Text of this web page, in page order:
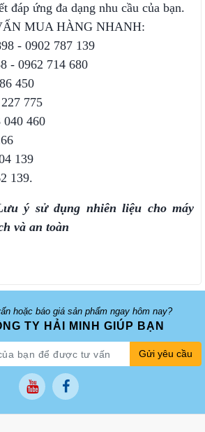
đáp ứng đa dạng nhu cầu của bạn.
MUA HÀNG NHANH:
- 0902 787 139
- 0962 714 680
450
775
040 460
139
139.
ý sử dụng nhiên liệu cho máy
và an toàn
hoặc báo giá sản phẩm ngay hôm nay?
TY HẢI MINH GIÚP BẠN
Gửi yêu cầu